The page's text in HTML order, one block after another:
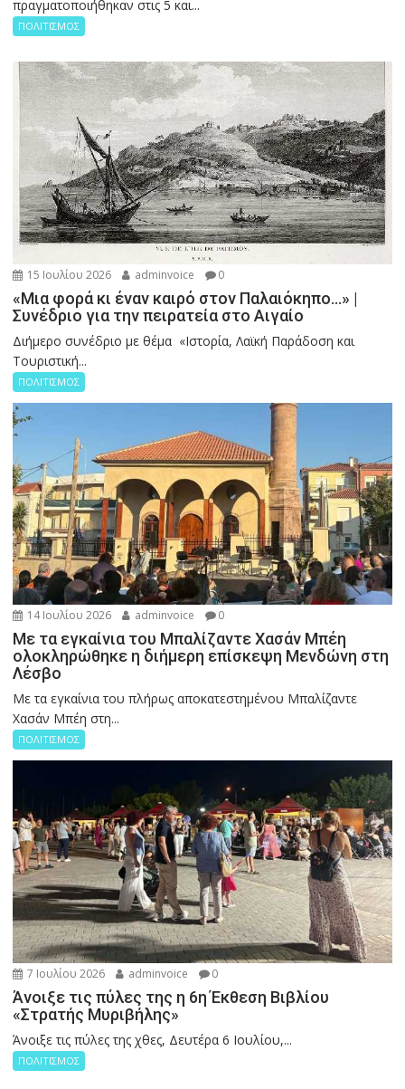
πραγματοποιήθηκαν στις 5 και...
ΠΟΛΙΤΙΣΜΟΣ
15 Ιουλίου 2026 adminvoice 0
«Μια φορά κι έναν καιρό στον Παλαιόκηπο…» |
Συνέδριο για την πειρατεία στο Αιγαίο
Διήμερο συνέδριο με θέμα «Ιστορία, Λαϊκή Παράδοση και
Τουριστική...
ΠΟΛΙΤΙΣΜΟΣ
14 Ιουλίου 2026 adminvoice 0
Με τα εγκαίνια του Μπαλίζαντε Χασάν Μπέη
ολοκληρώθηκε η διήμερη επίσκεψη Μενδώνη στη
Λέσβο
Με τα εγκαίνια του πλήρως αποκατεστημένου Μπαλίζαντε
Χασάν Μπέη στη...
ΠΟΛΙΤΙΣΜΟΣ
7 Ιουλίου 2026 adminvoice 0
Άνοιξε τις πύλες της η 6η Έκθεση Βιβλίου
«Στρατής Μυριβήλης»
Άνοιξε τις πύλες της χθες, Δευτέρα 6 Ιουλίου,...
ΠΟΛΙΤΙΣΜΟΣ